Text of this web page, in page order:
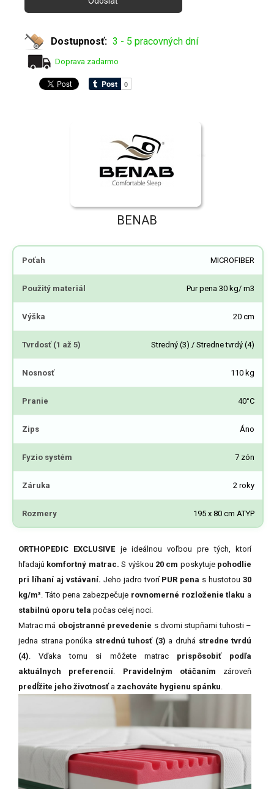
Dostupnosť: 3 - 5 pracovných dní
Doprava zadarmo
BENAB
Poťah MICROFIBER
Použitý materiál Pur pena 30 kg/ m3
Výška 20 cm
Tvrdosť (1 až 5) Stredný (3) / Stredne tvrdý (4)
Nosnosť 110 kg
Pranie 40°C
Zips Áno
Fyzio systém 7 zón
Záruka 2 roky
Rozmery 195 x 80 cm ATYP
ORTHOPEDIC EXCLUSIVE je ideálnouvoľboupretých,
ktorí
hľadajú komfortný matrac. S výškou 20 cm poskytuje pohodlie
pri
líhaní aj vstávaní. Jeho jadrotvorí PUR pena s hustotou30
kg/m³.Tátopena zabezpečuje rovnomerné rozloženietlaku a
stabilnú oporu tela počas celej noci.
Matracmá obojstranné prevedenie s dvomi stupňamituhosti –
jedna stranaponúka strednútuhosť (3) a druhá strednetvrdú
(4).Vďakatomu si môžete matrac prispôsobiť podľa
aktuálnych preferencií. Pravidelným otáčaním
zároveň
predĺžite jeho životnosť a zachováte hygienu spánku.